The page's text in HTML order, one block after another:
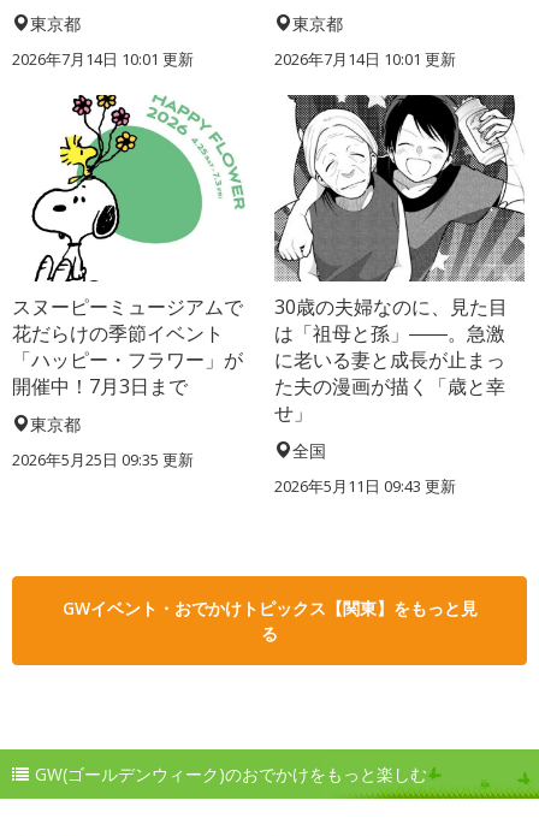
東京都
2026年7月14日 10:01 更新
東京都
2026年7月14日 10:01 更新
スヌーピーミュージアムで
花だらけの季節イベント
「ハッピー・フラワー」が
開催中！7月3日まで
東京都
2026年5月25日 09:35 更新
30歳の夫婦なのに、見た目
は「祖母と孫」――。急激
に老いる妻と成長が止まっ
た夫の漫画が描く「歳と幸
せ」
全国
2026年5月11日 09:43 更新
GWイベント・おでかけトピックス【関東】をもっと見
る
GW(ゴールデンウィーク)のおでかけをもっと楽しむ